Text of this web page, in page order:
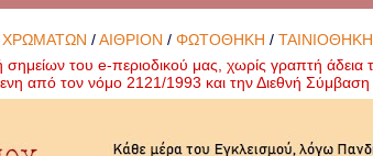
/ΑΙΘΡΙΟΝ /ΦΩΤΟΘΗΚΗ /ΤΑΙΝΙΟΘΗΚΗ
του e-περιοδικού μας, χωρίς γραπτή
από τον νόμο 2121/1993 και την Διεθνή